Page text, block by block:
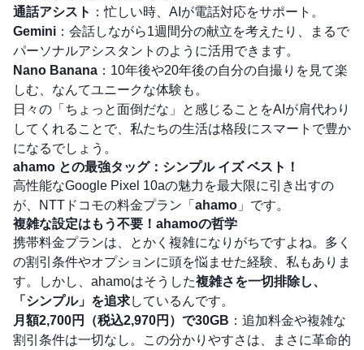
通話アシスト ：忙しい時、AIが電話対応をサポート。
Gemini ：会話しながら1週間分の献立を考えたり、まるで
パーソナルアシスタントのように活用できます。
Nano Banana ：10年後や20年後の自分の自撮りを見て楽
しむ、なんてユニークな体験も。
日々の「ちょっと面倒だな」と感じることをAIが肩代わり
してくれることで、私たちの生活は格段にスマートで豊か
になるでしょう。
ahamo との最強タッグ：シンプル イズ ベスト！
高性能なGoogle Pixel 10aの魅力を最大限に引き出すの
が、NTTドコモの料金プラン「 ahamo 」です。
複雑な設定はもう不要！ahamoの哲学
携帯料金プランは、とかく複雑になりがちですよね。多く
の割引条件やオプションに頭を悩ませた経験、私もありま
す。しかし、ahamoはそうした複雑さを一切排除し、
「シンプル」を追求しているんです。
月額2,700円（税込2,970円）で30GB ：追加料金や複雑な
割引条件は一切なし。この分かりやすさは、まさに革命的